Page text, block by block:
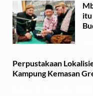
itu
Perpustakaan
Kampung Kemasan